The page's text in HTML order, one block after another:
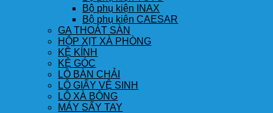
Bộ phụ kiện INAX
Bộ phụ kiện CAESAR
GA THOÁT SÀN
HỘP XỊT XÀ PHÒNG
KỆ KÍNH
KỆ GÓC
LÔ BÀN CHẢI
LÔ GIẤY VỆ SINH
LÔ XÀ BÔNG
MÁY SẤY TAY